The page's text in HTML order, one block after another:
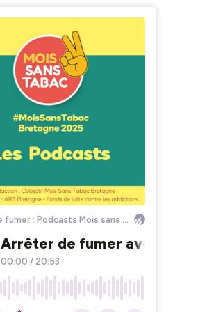
Arrêter de fumer : Podcasts Mois sans tabac Bretagne
Arrêter de fumer avec un
00:00 / 20:53